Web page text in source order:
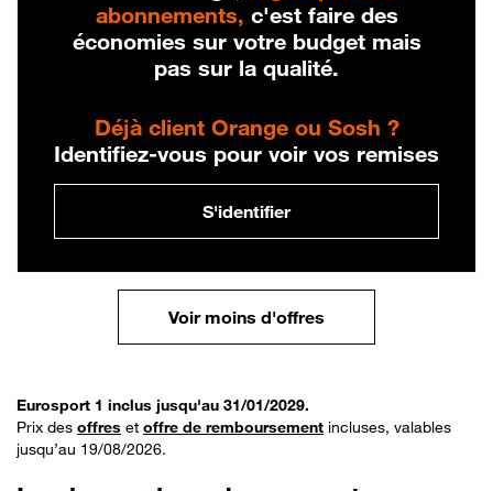
abonnements, c'est faire des
économies sur votre budget mais
pas sur la qualité.
Déjà client Orange ou Sosh ?
Identifiez-vous pour voir vos remises
S'identifier
Voir moins d'offres
Eurosport 1 inclus jusqu'au 31/01/2029.
Prix des offres et offre de remboursement incluses, valables
jusqu’au 19/08/2026.